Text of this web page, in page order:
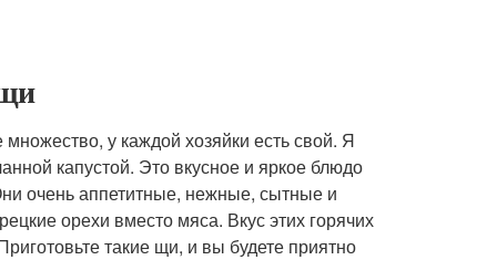
у каждой хозяйки есть свой. Я
капустой. Это вкусное и яркое блюдо
очень аппетитные, нежные, сытные и
орехи вместо мяса. Вкус этих горячих
такие щи, и вы будете приятно